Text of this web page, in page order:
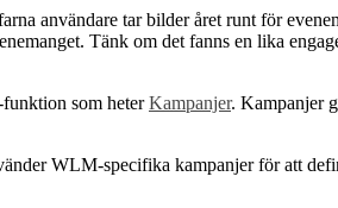
användare tar bilder året runt för
Tänk om det fanns en lika
som heterKampanjer. Kampanjer
WLM-specifika kampanjer för att